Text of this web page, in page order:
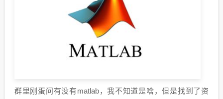
群里刚蛋问有没有matlab，我不知道是啥，但是找到了资